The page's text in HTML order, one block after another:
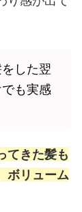
した翌
も実感
てきた髪も
ボリューム